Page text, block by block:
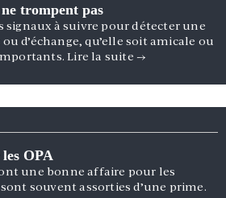
trompent pas
signaux à suivre pour détecter une
d’échange, qu’elle soit amicale ou
Lire la suite →
OPA
une bonne affaire pour les
souvent assorties d’une prime.